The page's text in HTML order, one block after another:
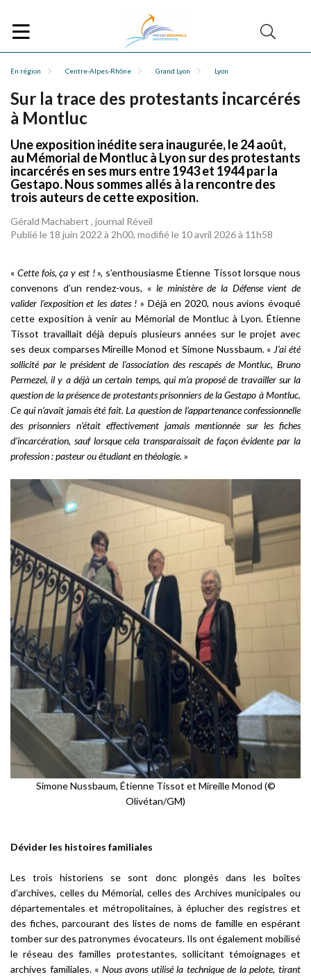
En région Centre-Alpes-Rhône Grand Lyon Lyon
Sur la trace des protestants incarcérés
à Montluc
Une exposition inédite sera inaugurée, le 24 août,
au Mémorial de Montluc à Lyon sur des protestants
incarcérés en ses murs entre 1943 et 1944 par la
Gestapo. Nous sommes allés à la rencontre des
trois auteurs de cette exposition.
Gérald Machabert , journal Réveil
Publié le 18 juin 2022 à 2h00, modifié le 10 avril 2026 à 11h58
« Cette fois, ça y est !», s’enthousiasme Étienne Tissot lorsque nous
convenons d’un rendez-vous, « le ministère de la Défense vient de
valider l’exposition et les dates ! » Déjà en 2020, nous avions évoqué
cette exposition à venir au Mémorial de Montluc à Lyon. Étienne
Tissot travaillait déjà depuis plusieurs années sur le projet avec
ses deux comparses Mireille Monod et Simone Nussbaum. « J’ai été
sollicité par le président de l’association des rescapés de Montluc, Bruno
Permezel, il y a déjà un certain temps, qui m’a proposé de travailler sur la
question de la présence de protestants prisonniers de la Gestapo à Montluc.
Ce qui n’avait jamais été fait. La question de l’appartenance confessionnelle
des prisonniers n’était effectivement jamais mentionnée sur les fiches
d’incarcération, sauf lorsque cela transparaissait de façon évidente par la
profession : pasteur ou étudiant en théologie. »
Simone Nussbaum, Étienne Tissot et Mireille Monod (©
Olivétan/GM)
Dévider les histoires familiales
Les trois historiens se sont donc plongés dans les boîtes
d’archives, celles du Mémorial, celles des Archives municipales ou
départementales et métropolitaines, à éplucher des registres et
des fiches, parcourant des listes de noms de famille en espérant
tomber sur des patronymes évocateurs. Ils ont également mobilisé
le réseau des familles protestantes, sollicitant témoignages et
archives familiales. « Nous avons utilisé la technique de la pelote, tirant